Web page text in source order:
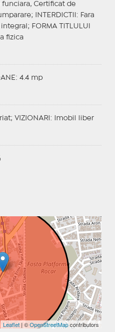
funciara, Certificat de
INTERDICTII : Fara
FORMA TITLULUI
fizica
4.4 mp
VIZIONARI : Imobil liber
Leaflet | ©OpenStreetMapcontributors